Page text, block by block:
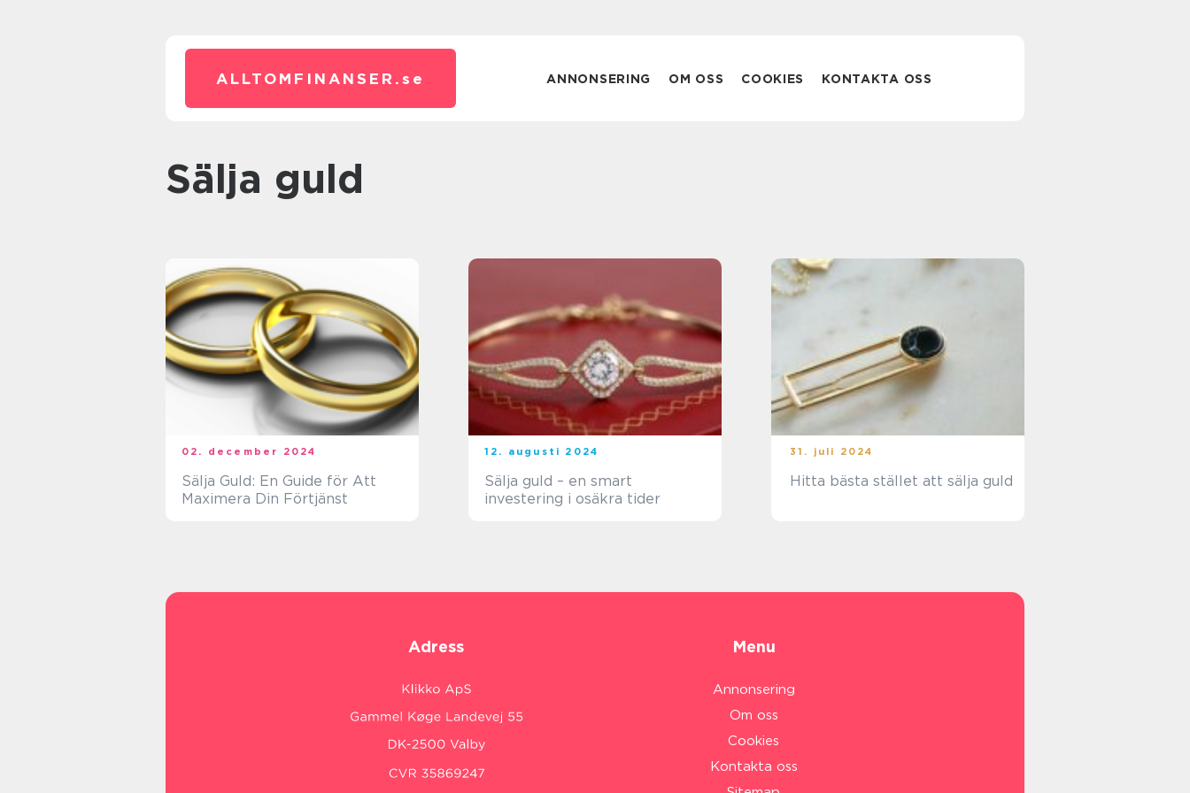
ALLTOMFINANSER. se ANNONSERING OM OSS COOKIES KONTAKTA OSS
sälja guld
02. december 2024
Sälja Guld: En Guide för Att
Maximera Din Förtjänst
12. augusti 2024
Sälja guld – en smart
investering i osäkra tider
31. juli 2024
Hitta bästa stället att sälja guld
Adress Menu
Annonsering
Om oss
Cookies
Kontakta oss